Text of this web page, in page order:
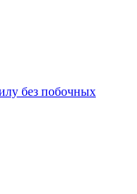
без побочных